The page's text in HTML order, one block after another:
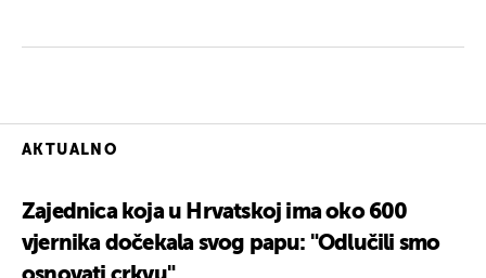
AKTUALNO
Zajednica koja u Hrvatskoj ima oko 600
vjernika dočekala svog papu: "Odlučili smo